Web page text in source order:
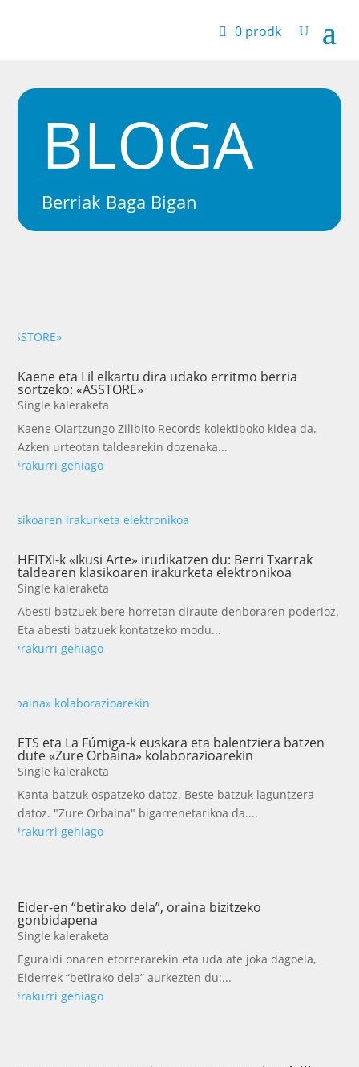
0 prodk
BLOGA
Berriak Baga Bigan
Kaene eta Lil elkartu dira udako erritmo berria
sortzeko: «ASSTORE»
Single kaleraketa
Kaene Oiartzungo Zilibito Records kolektiboko kidea da.
Azken urteotan taldearekin dozenaka...
irakurri gehiago
HEITXI-k «Ikusi Arte» irudikatzen du: Berri Txarrak
taldearen klasikoaren irakurketa elektronikoa
Single kaleraketa
Abesti batzuek bere horretan diraute denboraren poderioz.
Eta abesti batzuek kontatzeko modu...
irakurri gehiago
ETS eta La Fúmiga-k euskara eta balentziera batzen
dute «Zure Orbaina» kolaborazioarekin
Single kaleraketa
Kanta batzuk ospatzeko datoz. Beste batzuk laguntzera
datoz. "Zure Orbaina" bigarrenetarikoa da....
irakurri gehiago
Eider-en “betirako dela”, oraina bizitzeko
gonbidapena
Single kaleraketa
Eguraldi onaren etorrerarekin eta uda ate joka dagoela,
Eiderrek “betirako dela” aurkezten du:...
irakurri gehiago